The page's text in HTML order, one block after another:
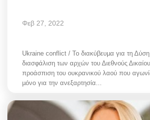
Φεβ 27, 2022
Ukraine conflict / Το διακύβευµα για τη Δύση
διασφάλιση των αρχών του Διεθνούς
προάσπιση του ουκρανικού λαού που
µόνο για την ανεξαρτησία...